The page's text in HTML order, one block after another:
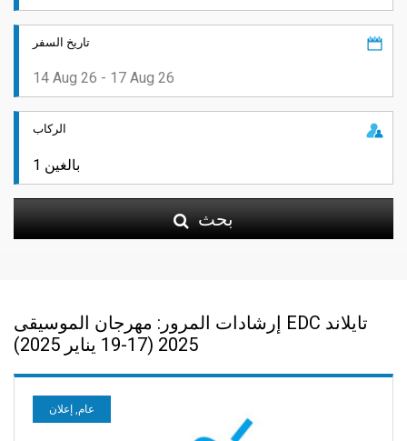
تاريخ السفر
الركاب
بحث
إرشادات المرور: مهرجان الموسيقى EDC تايلاند
2025 (17-19 يناير 2025)
عام, إعلان